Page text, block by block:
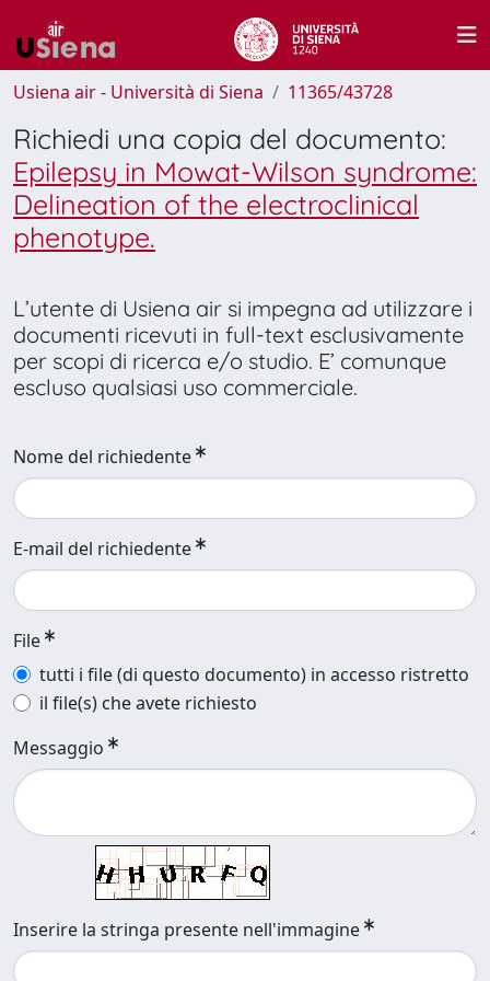
Usiena air - Università di Siena 11365/43728
Richiedi una copia del documento:
Epilepsy in Mowat-Wilson syndrome:
Delineation of the electroclinical
phenotype.
L’utente di Usiena air si impegna ad utilizzare i
documenti ricevuti in full-text esclusivamente
per scopi di ricerca e/o studio. E’ comunque
escluso qualsiasi uso commerciale.
Nome del richiedente
E-mail del richiedente
File
tutti i file (di questo documento) in accesso ristretto
il file(s) che avete richiesto
Messaggio
Inserire la stringa presente nell'immagine